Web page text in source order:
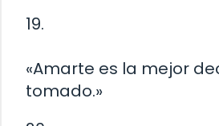
19.
«Amarte es la mejor
tomado.»